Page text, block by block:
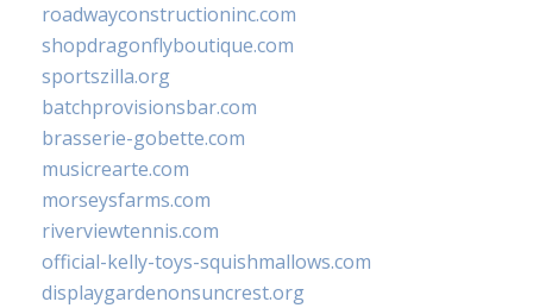
roadwayconstructioninc.com
shopdragonflyboutique.com
sportszilla.org
batchprovisionsbar.com
brasserie-gobette.com
musicrearte.com
morseysfarms.com
riverviewtennis.com
official-kelly-toys-squishmallows.com
displaygardenonsuncrest.org